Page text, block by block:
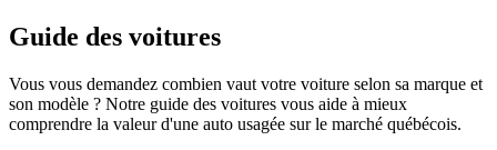
Guide des voitures
Vous vous demandez combien vaut votre voiture selon sa marque et
son modèle ? Notre guide des voitures vous aide à mieux
comprendre la valeur d'une auto usagée sur le marché québécois.